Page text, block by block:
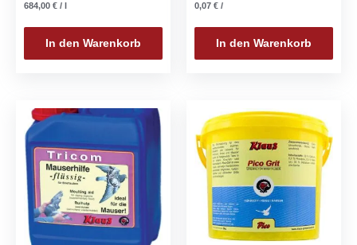
684,00 € /
In den Warenkorb
0,07 € /
In den Warenkorb